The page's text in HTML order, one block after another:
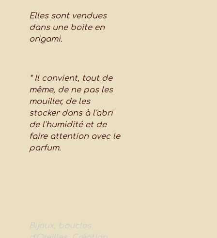
Elles sont vendues
dans une boite en
origami.
* Il convient, tout de
même, de ne pas les
mouiller, de les
stocker dans à l'abri
de l'humidité et de
faire attention avec le
parfum.
Bijoux, boucles